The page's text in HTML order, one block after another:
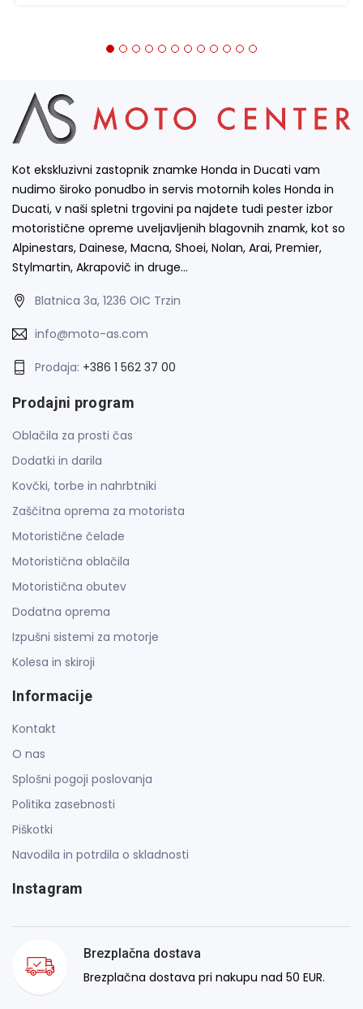
Kot ekskluzivni zastopnik znamke Honda in Ducati vam
nudimo široko ponudbo in servis motornih koles Honda in
Ducati, v naši spletni trgovini pa najdete tudi pester izbor
motoristične opreme uveljavljenih blagovnih znamk, kot so
Alpinestars, Dainese, Macna, Shoei, Nolan, Arai, Premier,
Stylmartin, Akrapovič in druge…
Blatnica 3a, 1236 OIC Trzin
info@moto-as.com
Prodaja: +386 1 562 37 00
Prodajni program
Oblačila za prosti čas
Dodatki in darila
Kovčki, torbe in nahrbtniki
Zaščitna oprema za motorista
Motoristične čelade
Motoristična oblačila
Motoristična obutev
Dodatna oprema
Izpušni sistemi za motorje
Kolesa in skiroji
Informacije
Kontakt
O nas
Splošni pogoji poslovanja
Politika zasebnosti
Piškotki
Navodila in potrdila o skladnosti
Instagram
Brezplačna dostava
Brezplačna dostava pri nakupu nad 50 EUR.